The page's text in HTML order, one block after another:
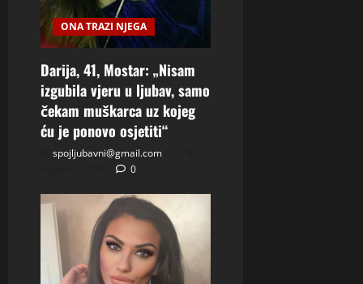
ONA TRAZI NJEGA
Darija, 41, Mostar: „Nisam
izgubila vjeru u ljubav, samo
čekam muškarca uz kojeg
ću je ponovo osjetiti“
spojljubavni@gmail.com
0